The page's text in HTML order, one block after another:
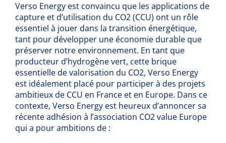
Verso Energy est convaincu que les applications de
capture et d’utilisation du CO2 (CCU) ont un rôle
essentiel à jouer dans la transition énergétique,
tant pour développer une économie durable que
préserver notre environnement. En tant que
producteur d’hydrogène vert, cette brique
essentielle de valorisation du CO2, Verso Energy
est idéalement placé pour participer à des projets
ambitieux de CCU en France et en Europe. Dans ce
contexte, Verso Energy est heureux d’annoncer sa
récente adhésion à l’association CO2 value Europe
qui a pour ambitions de :